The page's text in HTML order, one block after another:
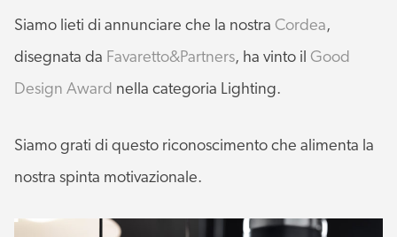
Siamo lieti di annunciare che la nostra Cordea,
disegnata da Favaretto&Partners, ha vinto il Good
Design Award nella categoria Lighting.
Siamo grati di questo riconoscimento che alimenta la
nostra spinta motivazionale.